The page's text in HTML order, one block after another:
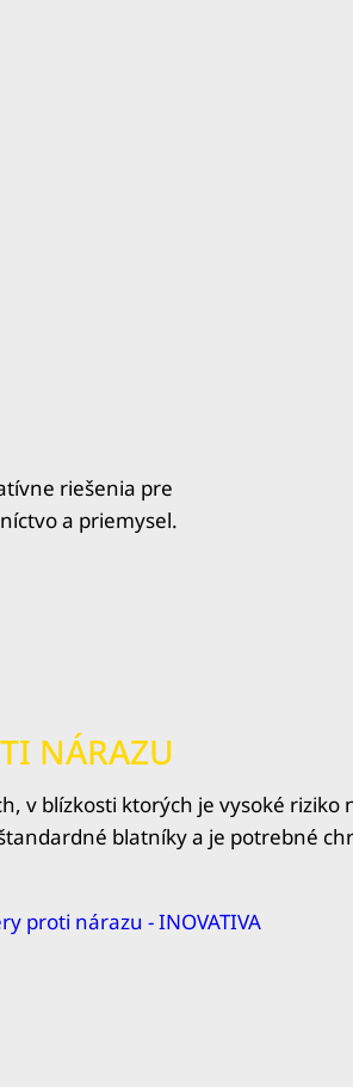
NÁRAZU
v blízkosti ktorých je vysoké riziko
blatníky a je potrebné